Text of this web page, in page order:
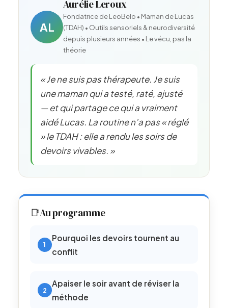
AL
Aurélie Leroux
Fondatrice de LeoBelo • Maman de Lucas
(TDAH) • Outils sensoriels & neurodiversité
depuis plusieurs années • Le vécu, pas la
théorie
« Je ne suis pas thérapeute. Je suis
une maman qui a testé, raté, ajusté
— et qui partage ce qui a vraiment
aidé Lucas. La routine n’a pas « réglé
» le TDAH : elle a rendu les soirs de
devoirs vivables. »
📑Au programme
Pourquoi les devoirs tournent au
conflit
Apaiser le soir avant de réviser la
méthode